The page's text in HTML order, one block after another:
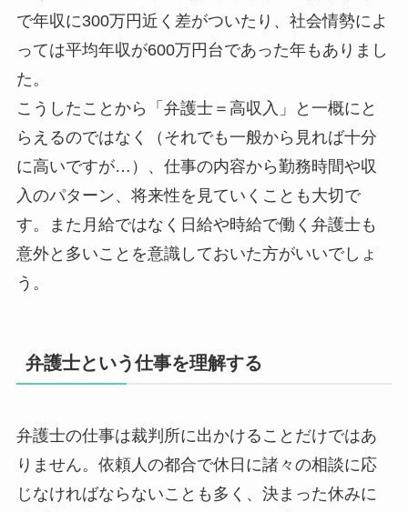
で年収に300万円近く差がついたり、社会情勢によ
っては平均年収が600万円台であった年もありまし
た。
こうしたことから「弁護士＝高収入」と一概にと
らえるのではなく（それでも一般から見れば十分
に高いですが…）、仕事の内容から勤務時間や収
入のパターン、将来性を見ていくことも大切で
す。また月給ではなく日給や時給で働く弁護士も
意外と多いことを意識しておいた方がいいでしょ
う。
弁護士という仕事を理解する
弁護士の仕事は裁判所に出かけることだけではあ
りません。依頼人の都合で休日に諸々の相談に応
じなければならないことも多く、決まった休みに